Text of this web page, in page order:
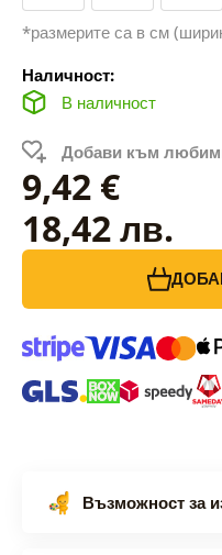
*размерите са в см
Наличност:
В наличност
Добави към
9,42 €
18,42 лв.
Възможност за